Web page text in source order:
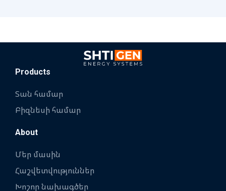
Products
Տան համար
Բիզնեսի համար
About
Մեր մասին
Հաշվետվություններ
Խոշոր նախագծեր